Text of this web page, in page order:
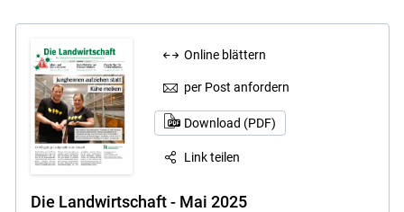
Online blättern
per Post anfordern
Download (PDF)
Link teilen
Die Landwirtschaft - Mai 2025